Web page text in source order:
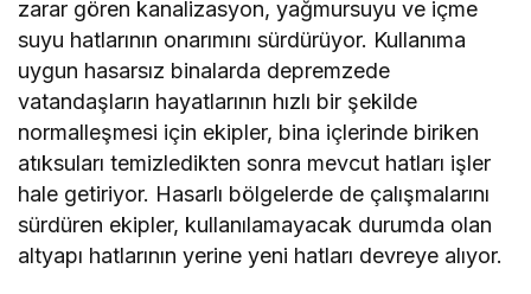
zarar gören kanalizasyon, yağmursuyu ve içme
suyu hatlarının onarımını sürdürüyor. Kullanıma
uygun hasarsız binalarda depremzede
vatandaşların hayatlarının hızlı bir şekilde
normalleşmesi için ekipler, bina içlerinde biriken
atıksuları temizledikten sonra mevcut hatları işler
hale getiriyor. Hasarlı bölgelerde de çalışmalarını
sürdüren ekipler, kullanılamayacak durumda olan
altyapı hatlarının yerine yeni hatları devreye alıyor.